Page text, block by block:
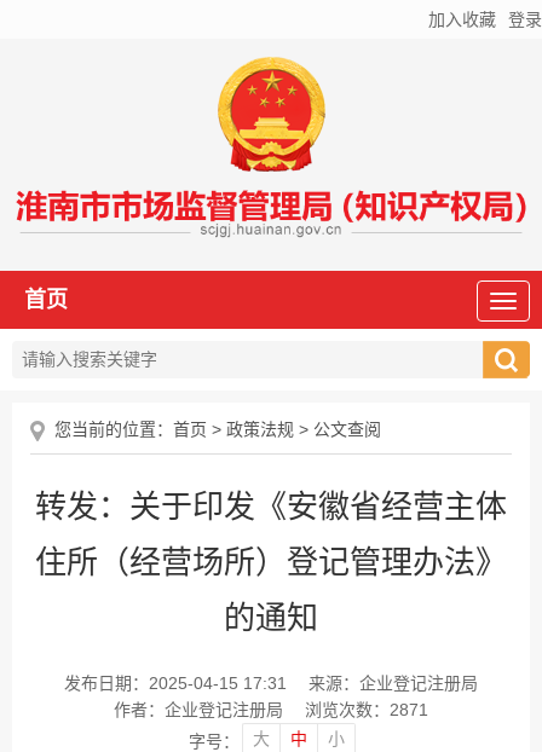
加入收藏 登录
首页
您当前的位置： 首页 > 政策法规 > 公文查阅
转发：关于印发《安徽省经营主体
住所（经营场所）登记管理办法》
的通知
发布日期：2025-04-15 17:31
来源：企业登记注册局
作者：企业登记注册局
浏览次数： 2871
字号：
大 中 小